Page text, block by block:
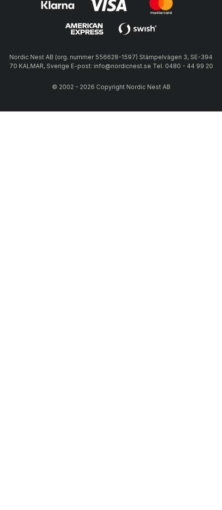
Nordic Nest AB (org. nummer 556628-1597) Stämpelvägen 3, SE-394
70 KALMAR, Sverige E-post: info@nordicnest.se Tel. 0480 - 44 99 20
© 2002 - 2026 Copyright Nordic Nest AB